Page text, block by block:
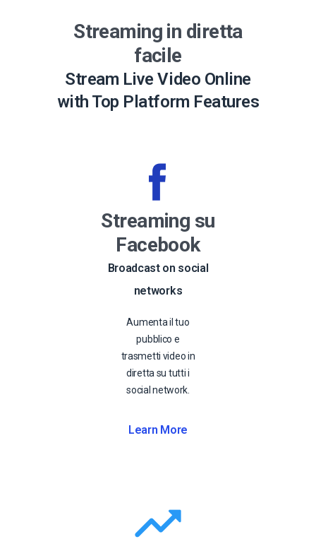
Streaming in diretta
facile
Stream Live Video Online
with Top Platform Features
Streaming su
Facebook
Broadcast on social
networks
Aumenta il tuo
pubblico e
trasmetti video in
diretta su tutti i
social network.
Learn More